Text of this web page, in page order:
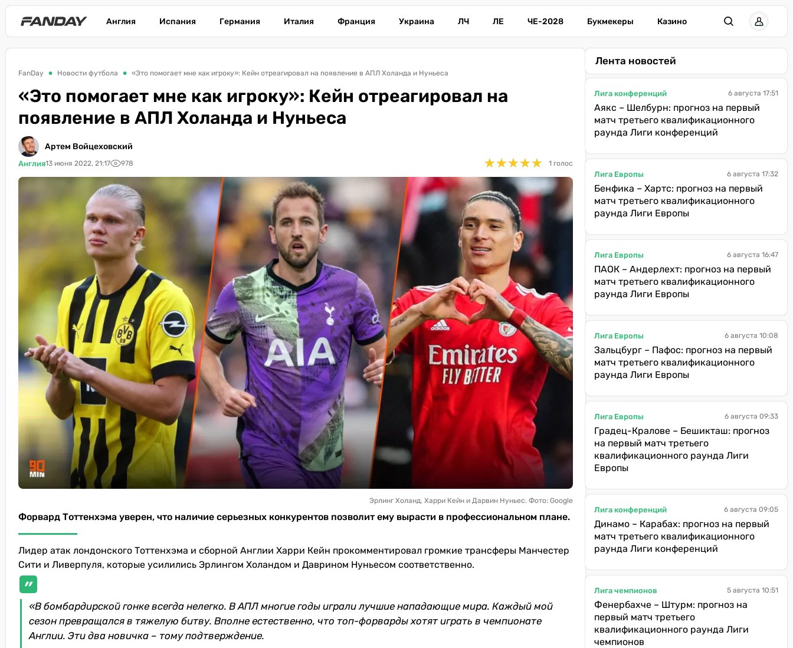
Англия Испания Германия Италия Франция Украина ЛЧ ЛЕ ЧЕ-2028 Букмекеры Казино
FanDay Новости футбола «Это помогает мне как игроку»: Кейн отреагировал на появление в АПЛ Холанда и Нуньеса
«Это помогает мне как игроку»: Кейн отреагировал на
появление в АПЛ Холанда и Нуньеса
Артем Войцеховский
Англия13 июня 2022, 21:17 978 ★★★★★
★★★★★ 1 голос
Эрлинг Холанд, Харри Кейн и Дарвин Нуньес. Фото: Google
Форвард Тоттенхэма уверен, что наличие серьезных конкурентов позволит ему вырасти в профессиональном плане.
Лидер атак лондонского Тоттенхэма и сборной Англии Харри Кейн прокомментировал громкие трансферы Манчестер
Сити и Ливерпуля, которые усилились Эрлингом Холандом и Даврином Нуньесом соответственно.
«В бомбардирской гонке всегда нелегко. В АПЛ многие годы играли лучшие нападающие мира. Каждый мой
сезон превращался в тяжелую битву. Вполне естественно, что топ-форварды хотят играть в чемпионате
Англии. Эти два новичка – тому подтверждение.
Лента новостей
Лига конференций 6 августа 17:51
Аякс – Шелбурн: прогноз на первый
матч третьего квалификационного
раунда Лиги конференций
Лига Европы 6 августа 17:32
Бенфика – Хартс: прогноз на первый
матч третьего квалификационного
раунда Лиги Европы
Лига Европы 6 августа 16:47
ПАОК – Андерлехт: прогноз на первый
матч третьего квалификационного
раунда Лиги Европы
Лига Европы 6 августа 10:08
Зальцбург – Пафос: прогноз на первый
матч третьего квалификационного
раунда Лиги Европы
Лига Европы 6 августа 09:33
Градец-Кралове – Бешикташ: прогноз
на первый матч третьего
квалификационного раунда Лиги
Европы
Лига конференций 6 августа 09:05
Динамо – Карабах: прогноз на первый
матч третьего квалификационного
раунда Лиги конференций
Лига чемпионов 5 августа 10:51
Фенербахче – Штурм: прогноз на
первый матч третьего
квалификационного раунда Лиги
чемпионов